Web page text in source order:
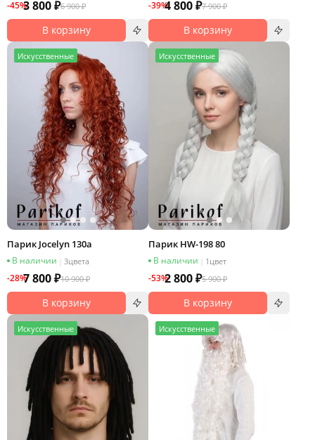
-45%3 800 ₽6 900 ₽
В корзину
-39%4 800 ₽7 900 ₽
В корзину
Искусственные
Парик Jocelyn 130a
В наличии 3цвета
-28%7 800 ₽10 900 ₽
В корзину
Искусственные
Парик HW-198 80
В наличии 1 цвет
-53%2 800 ₽5 900 ₽
В корзину
Искусственные Искусственные